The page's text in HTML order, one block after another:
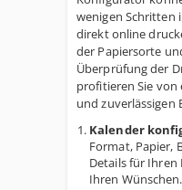
wenigen Schritten
direkt online
der Papiersorte
Überprüfung der
profitieren Sie
und zuverlässigen
Kalender
Format, Papier,
Details für
Ihren Wünschen.